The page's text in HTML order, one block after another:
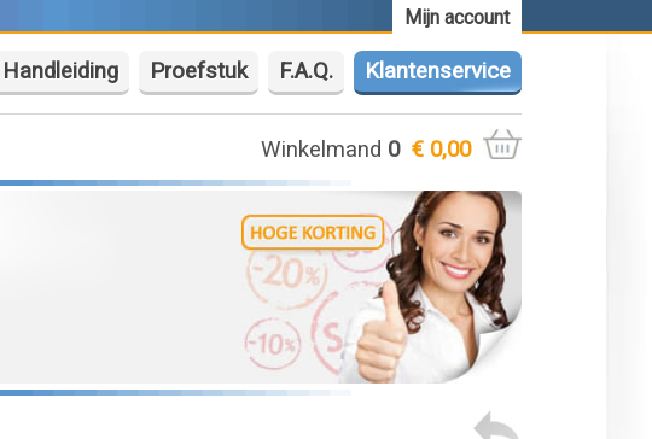
Mijn account
Handleiding Proefstuk F.A.Q. Klantenservice
Winkelmand 0 € 0,00